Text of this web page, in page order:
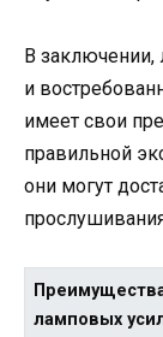
В заключении,
и
имеет свои
правильной
они могут
ламповых